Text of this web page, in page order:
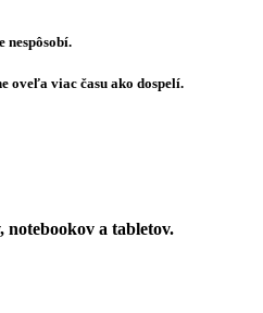
nespôsobí.
oveľa viac času ako dospelí.
a tabletov.